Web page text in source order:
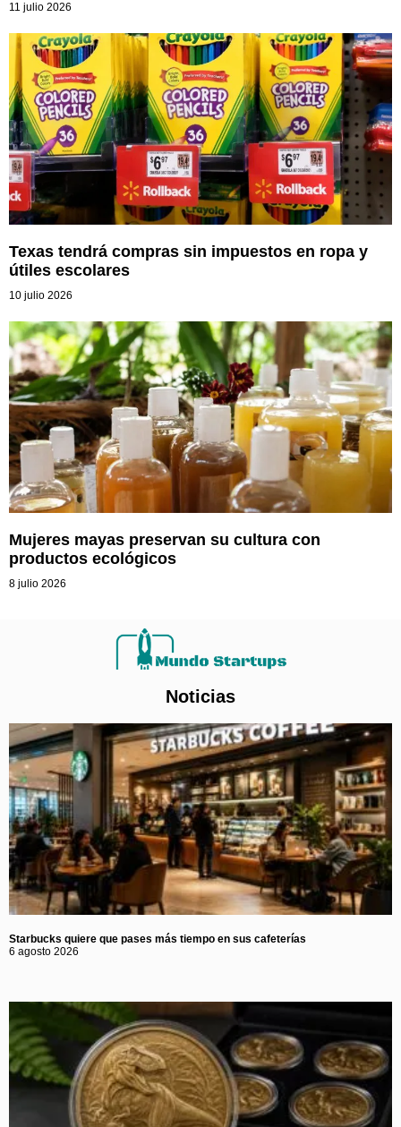
11 julio 2026
Texas tendrá compras sin impuestos en ropa y
útiles escolares
10 julio 2026
Mujeres mayas preservan su cultura con
productos ecológicos
8 julio 2026
Noticias
Starbucks quiere que pases más tiempo en sus cafeterías
6 agosto 2026